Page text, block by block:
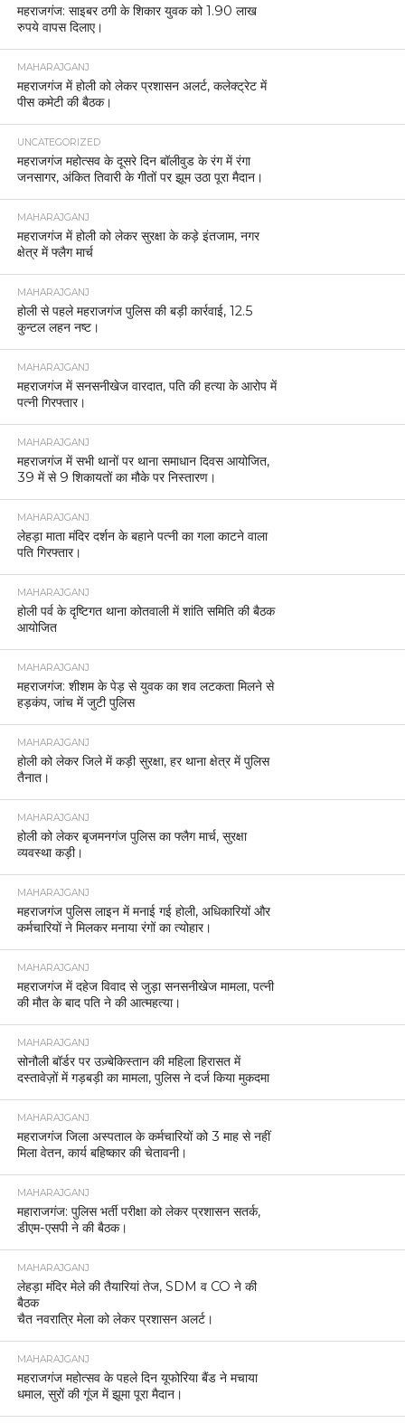
महराजगंज: साइबर ठगी के शिकार युवक को 1.90 लाख
रुपये वापस दिलाए।
MAHARAJGANJ
महराजगंज में होली को लेकर प्रशासन अलर्ट, कलेक्ट्रेट में
पीस कमेटी की बैठक।
UNCATEGORIZED
महराजगंज महोत्सव के दूसरे दिन बॉलीवुड के रंग में रंगा
जनसागर, अंकित तिवारी के गीतों पर झूम उठा पूरा मैदान।
MAHARAJGANJ
महराजगंज में होली को लेकर सुरक्षा के कड़े इंतजाम, नगर
क्षेत्र में फ्लैग मार्च
MAHARAJGANJ
होली से पहले महराजगंज पुलिस की बड़ी कार्रवाई, 12.5
कुन्टल लहन नष्ट।
MAHARAJGANJ
महराजगंज में सनसनीखेज वारदात, पति की हत्या के आरोप में
पत्नी गिरफ्तार।
MAHARAJGANJ
महराजगंज में सभी थानों पर थाना समाधान दिवस आयोजित,
39 में से 9 शिकायतों का मौके पर निस्तारण।
MAHARAJGANJ
लेहड़ा माता मंदिर दर्शन के बहाने पत्नी का गला काटने वाला
पति गिरफ्तार।
MAHARAJGANJ
होली पर्व के दृष्टिगत थाना कोतवाली में शांति समिति की बैठक
आयोजित
MAHARAJGANJ
महराजगंज: शीशम के पेड़ से युवक का शव लटकता मिलने से
हड़कंप, जांच में जुटी पुलिस
MAHARAJGANJ
होली को लेकर जिले में कड़ी सुरक्षा, हर थाना क्षेत्र में पुलिस
तैनात।
MAHARAJGANJ
होली को लेकर बृजमनगंज पुलिस का फ्लैग मार्च, सुरक्षा
व्यवस्था कड़ी।
MAHARAJGANJ
महराजगंज पुलिस लाइन में मनाई गई होली, अधिकारियों और
कर्मचारियों ने मिलकर मनाया रंगों का त्योहार।
MAHARAJGANJ
महराजगंज में दहेज विवाद से जुड़ा सनसनीखेज मामला, पत्नी
की मौत के बाद पति ने की आत्महत्या।
MAHARAJGANJ
सोनौली बॉर्डर पर उज़्बेकिस्तान की महिला हिरासत में
दस्तावेज़ों में गड़बड़ी का मामला, पुलिस ने दर्ज किया मुकदमा
MAHARAJGANJ
महराजगंज जिला अस्पताल के कर्मचारियों को 3 माह से नहीं
मिला वेतन, कार्य बहिष्कार की चेतावनी।
MAHARAJGANJ
महाराजगंज: पुलिस भर्ती परीक्षा को लेकर प्रशासन सतर्क,
डीएम-एसपी ने की बैठक।
MAHARAJGANJ
लेहड़ा मंदिर मेले की तैयारियां तेज, SDM व CO ने की
बैठक
चैत नवरात्रि मेला को लेकर प्रशासन अलर्ट।
MAHARAJGANJ
महराजगंज महोत्सव के पहले दिन यूफोरिया बैंड ने मचाया
धमाल, सुरों की गूंज में झूमा पूरा मैदान।